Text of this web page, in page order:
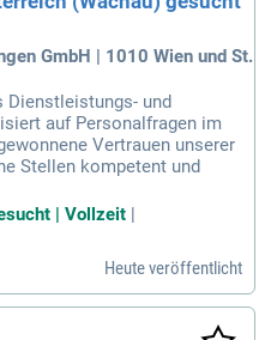
GmbH | 1010 Wien und St.
Dienstleistungs- und
auf Personalfragen im
Vertrauen unserer
Stellen kompetent und
| Vollzeit |
Heute veröffentlicht